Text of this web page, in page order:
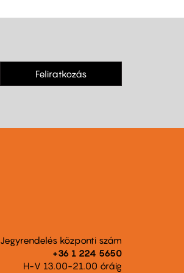
Feliratkozás
Jegyrendelés központi szám
+36 1 224 5650
H-V 13.00-21.00 óráig